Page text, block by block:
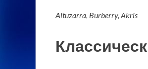
Altuzarra, Burberry, Akris